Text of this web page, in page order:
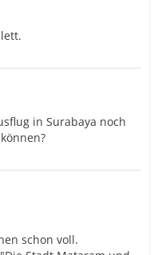
in Surabaya noch
schon voll.